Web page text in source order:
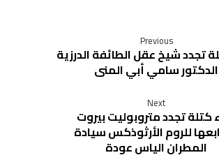
Previous
تجدد شيخ عقل الطائفة الدرزية
الدكتور سامي أبي المنى
Next
كتلة تجدد متروبوليت بيروت
للروم الأرثوذكس سيادة
المطران الياس عودة